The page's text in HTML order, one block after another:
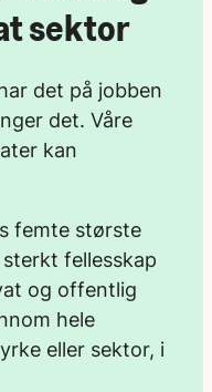
sektor
det på jobben
det. Våre
kan
femte største
fellesskap
og offentlig
hele
eller sektor, i